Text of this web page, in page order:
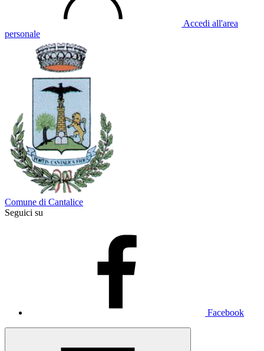
Accedi all'area
personale
Comune di Cantalice
Seguici su
Facebook